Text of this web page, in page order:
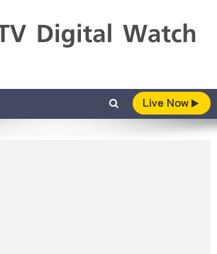
Live Now